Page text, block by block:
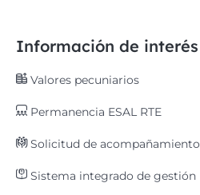
Información de interés
Valores pecuniarios
Permanencia ESAL RTE
Solicitud de acompañamiento
Sistema integrado de gestión